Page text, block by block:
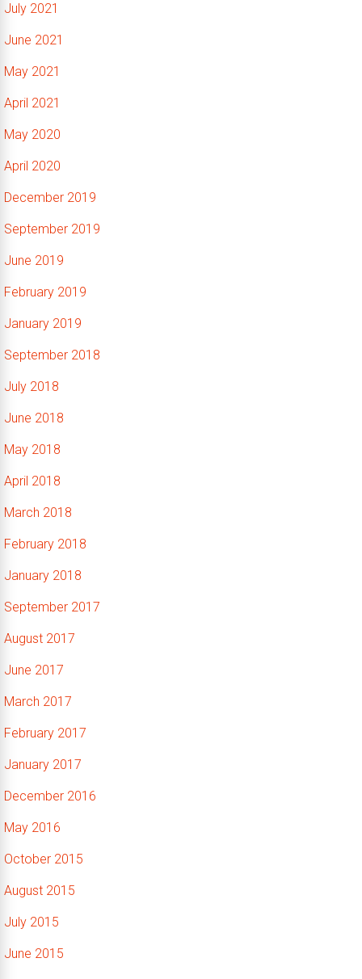
July 2021
June 2021
May 2021
April 2021
May 2020
April 2020
December 2019
September 2019
June 2019
February 2019
January 2019
September 2018
July 2018
June 2018
May 2018
April 2018
March 2018
February 2018
January 2018
September 2017
August 2017
June 2017
March 2017
February 2017
January 2017
December 2016
May 2016
October 2015
August 2015
July 2015
June 2015